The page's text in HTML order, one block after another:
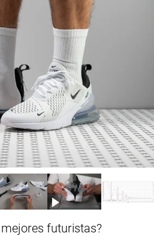
futuristas?